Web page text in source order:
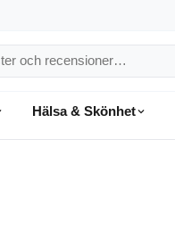
Hälsa & Skönhet